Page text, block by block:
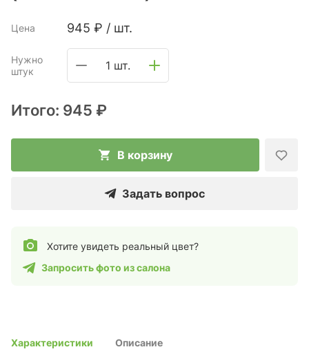
Цена 945 ₽ / шт.
Нужно
штук
1 шт.
Итого: 945 ₽
В корзину
Задать вопрос
Хотите увидеть реальный цвет?
Запросить фото из салона
Характеристики Описание